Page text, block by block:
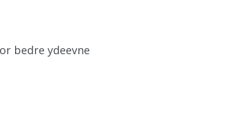
bedre ydeevne